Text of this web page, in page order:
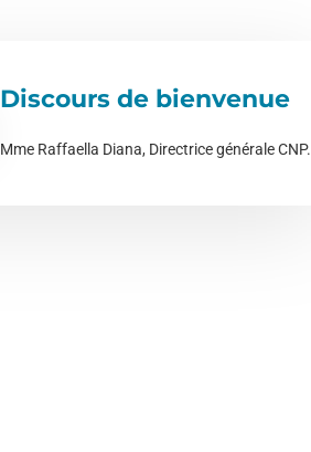
Discours de bienvenue
Mme Raffaella Diana, Directrice générale CNP.